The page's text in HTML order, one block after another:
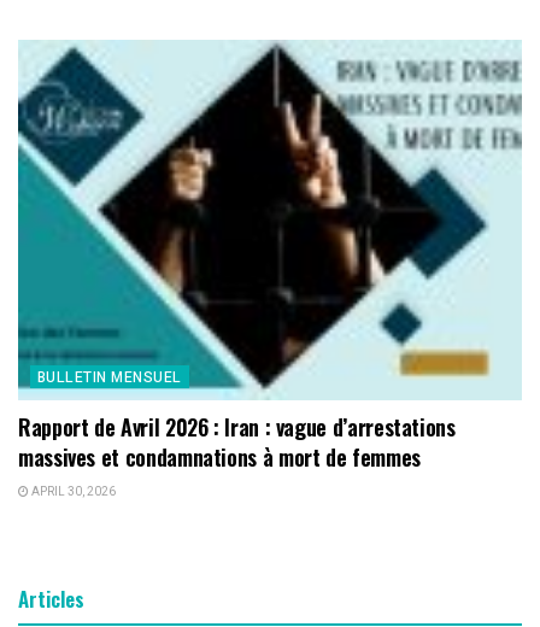
BULLETIN MENSUEL
Rapport de Avril 2026 : Iran : vague d’arrestations
massives et condamnations à mort de femmes
APRIL 30, 2026
Articles